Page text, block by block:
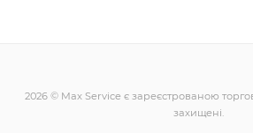
2026 © Max Service є зареєстрованою
захищені.